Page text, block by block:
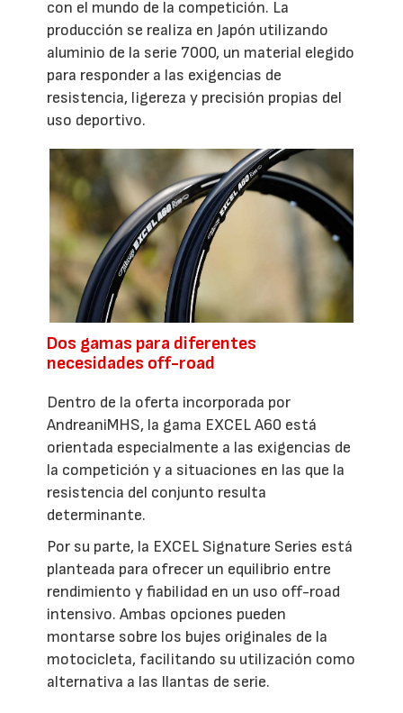
con el mundo de la competición. La
producción se realiza en Japón utilizando
aluminio de la serie 7000, un material elegido
para responder a las exigencias de
resistencia, ligereza y precisión propias del
uso deportivo.
Dos gamas para diferentes
necesidades off-road
Dentro de la oferta incorporada por
AndreaniMHS, la gama EXCEL A60 está
orientada especialmente a las exigencias de
la competición y a situaciones en las que la
resistencia del conjunto resulta
determinante.
Por su parte, la EXCEL Signature Series está
planteada para ofrecer un equilibrio entre
rendimiento y fiabilidad en un uso off-road
intensivo. Ambas opciones pueden
montarse sobre los bujes originales de la
motocicleta, facilitando su utilización como
alternativa a las llantas de serie.